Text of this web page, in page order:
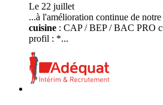
Le 22 juillet
...à l'amélioration continue de
cuisine : CAP / BEP / BAC PRO
profil : *...